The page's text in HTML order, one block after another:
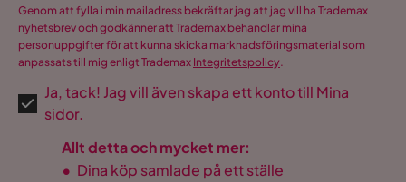
Genom att fylla i min mailadress bekräftar jag att jag vill ha Trademax
nyhetsbrev och godkänner att Trademax behandlar mina
personuppgifter för att kunna skicka marknadsföringsmaterial som
anpassats till mig enligt Trademax Integritetspolicy.
Ja, tack! Jag vill även skapa ett konto till Mina
sidor.
Allt detta och mycket mer:
• Dina köp samlade på ett ställe